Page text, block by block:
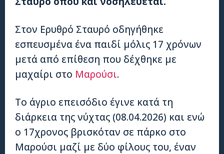
Στον Ερυθρό Σταυρό οδηγήθηκε
εσπευσμένα ένα παιδί μόλις 17 χρόνων
μετά από επίθεση που δέχθηκε με
μαχαίρι στο Μαρούσι.
Το άγριο επεισόδιο έγινε κατά τη
διάρκεια της νύχτας (08.04.2026) και ενώ
ο 17χρονος βρισκόταν σε πάρκο στο
Μαρούσι μαζί με δύο φίλους του, έναν